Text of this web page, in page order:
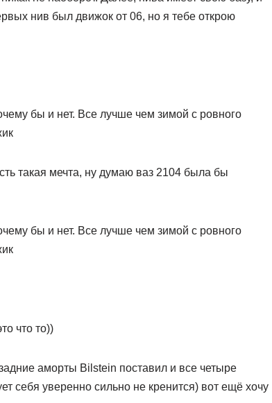
нив был движок от 06, но я тебе открою
бы и нет. Все лучше чем зимой с ровного
такая мечта, ну думаю ваз 2104 была бы
бы и нет. Все лучше чем зимой с ровного
что то))
аморты Bilstein поставил и все четыре
себя уверенно сильно не кренится) вот ещё хочу